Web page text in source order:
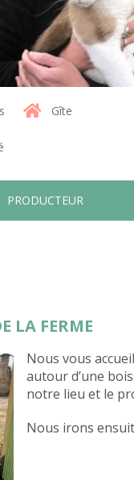
Gîte
PRODUCTEUR
LA FERME
Nous vous
autour d’une
notre lieu et le
Nous irons